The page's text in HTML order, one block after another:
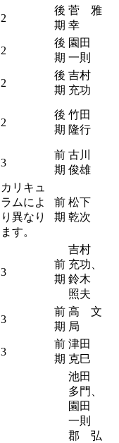
2
後
期
菅 雅
幸
2
後
期
園田
一則
2
後
期
吉村
充功
2
後
期
竹田
隆行
3
前
期
古川
俊雄
カリキュ
ラムによ
り異なり
ます。
前
期
松下
乾次
3
前
期
吉村
充功、
鈴木
照夫
3
前
期
高 文
局
3
前
期
津田
克巳
池田
多門、
園田
一則
郡 弘